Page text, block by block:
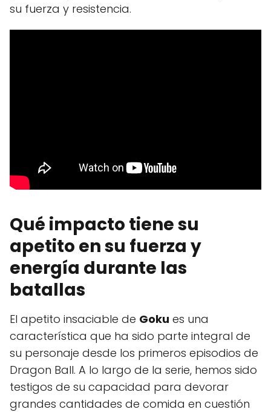
su fuerza y resistencia.
Qué impacto tiene su
apetito en su fuerza y
energía durante las
batallas
El apetito insaciable de Goku es una
característica que ha sido parte integral de
su personaje desde los primeros episodios de
Dragon Ball. A lo largo de la serie, hemos sido
testigos de su capacidad para devorar
grandes cantidades de comida en cuestión